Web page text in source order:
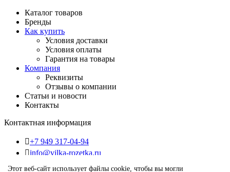
Каталог товаров
Бренды
Как купить
Условия доставки
Условия оплаты
Гарантия на товары
Компания
Реквизиты
Отзывы о компании
Статьи и новости
Контакты
Контактная информация
+7 949 317-04-94
info@vilka-rozetka.ru
Этот веб-сайт использует файлы cookie, чтобы вы могли